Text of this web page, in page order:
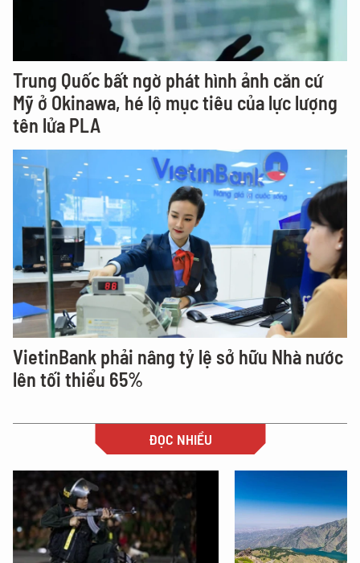
Trung Quốc bất ngờ phát hình ảnh căn cứ
Mỹ ở Okinawa, hé lộ mục tiêu của lực lượng
tên lửa PLA
VietinBank phải nâng tỷ lệ sở hữu Nhà nước
lên tối thiểu 65%
ĐỌC NHIỀU